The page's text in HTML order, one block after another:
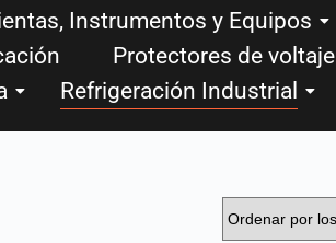
Instrumentos y Equipos
Protectores de voltaje
Refrigeración Industrial